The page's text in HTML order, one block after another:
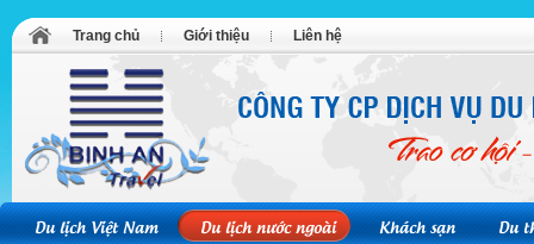
Trang chủ Giới thiệu Liên hệ
Du lịch Việt Nam Du lịch nước ngoài Khách sạn Du